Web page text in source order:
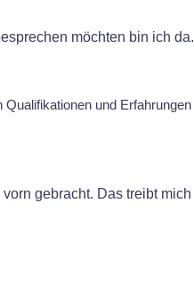
möchten bin ich
Qualifikationen und
gebracht. Das treibt